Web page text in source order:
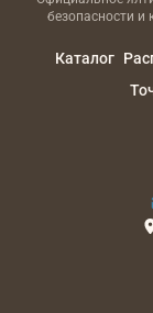
безопасности
Каталог